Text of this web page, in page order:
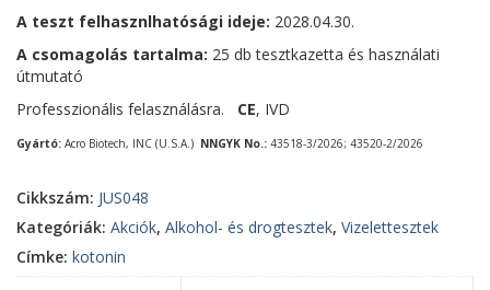
A teszt felhasznlhatósági ideje: 2028.04.30.
A csomagolás tartalma: 25 db tesztkazetta és használati
útmutató
Professzionális felasználásra. CE, IVD
Gyártó: Acro Biotech, INC (U.S.A.) NNGYK No.: 43518-3/2026; 43520-2/2026
Cikkszám: JUS048
Kategóriák: Akciók, Alkohol- és drogtesztek, Vizelettesztek
Címke: kotonin